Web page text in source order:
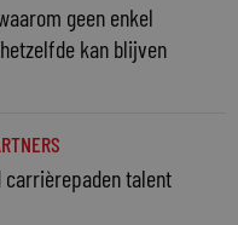
geen enkel
kan blijven
carrièrepaden talent